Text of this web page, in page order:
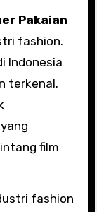
Pakaian
fashion.
Indonesia
terkenal.
film
fashion